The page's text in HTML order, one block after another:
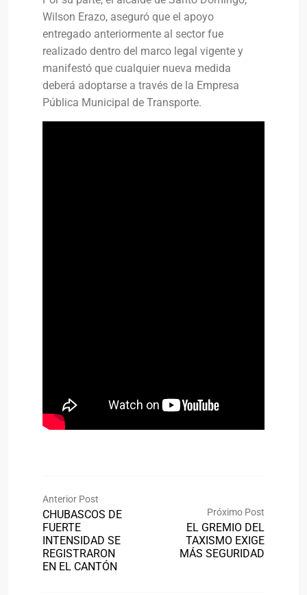
Wilson Erazo, aseguró que el apoyo
entregado anteriormente al sector fue
realizado dentro del marco legal vigente y
manifestó que cualquier nueva medida
deberá adoptarse a través de la Empresa
Pública Municipal de Transporte.
Anterior Post
CHUBASCOS DE
FUERTE
INTENSIDAD SE
REGISTRARON
EN EL CANTÓN
Próximo Post
EL GREMIO DEL
TAXISMO EXIGE
MÁS SEGURIDAD